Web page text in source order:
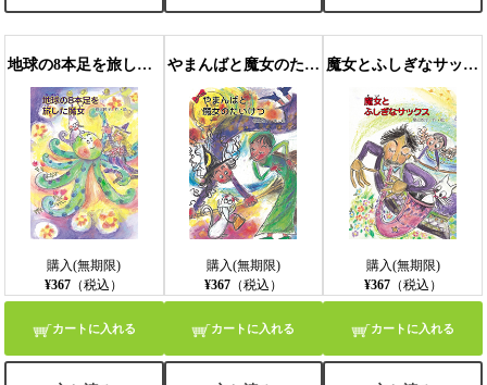
地球の8本足を旅した魔女
購入(無期限)
¥367 （税込）
カートに入れる
やまんばと魔女のたいけつ
購入(無期限)
¥367（税込）
カートに入れる
魔女とふしぎなサックス
購入(無期限)
¥367（税込）
カートに入れる